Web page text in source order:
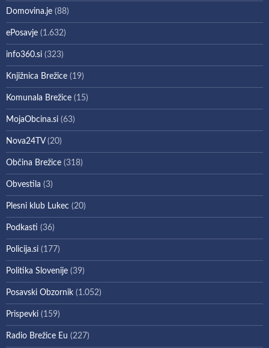
Domovina.je (88)
ePosavje (1.632)
info360.si (323)
Knjižnica Brežice (19)
Komunala Brežice (15)
MojaObcina.si (63)
Nova24TV(20)
Občina Brežice (318)
Obvestila (3)
Plesni klub Lukec (20)
Podkasti (36)
Policija.si (177)
Politika Slovenije (39)
Posavski Obzornik (1.052)
Prispevki (159)
Radio Brežice Eu (227)